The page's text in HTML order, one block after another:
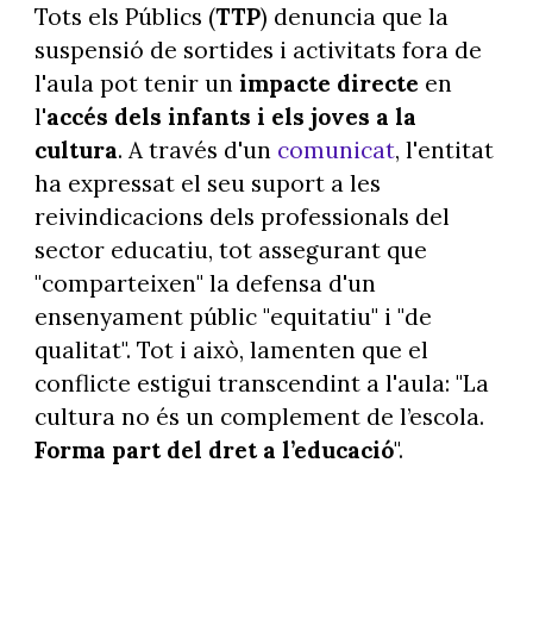
Tots els Públics (TTP) denuncia que la
suspensió de sortides i activitats fora de
l'aula pot tenir un impacte directe en
l'accés dels infants i els joves a la
cultura. A través d'un comunicat, l'entitat
ha expressat el seu suport a les
reivindicacions dels professionals del
sector educatiu, tot assegurant que
"comparteixen" la defensa d'un
ensenyament públic "equitatiu" i "de
qualitat". Tot i això, lamenten que el
conflicte estigui transcendint a l'aula: "La
cultura no és un complement de l’escola.
Forma part del dret a l’educació".